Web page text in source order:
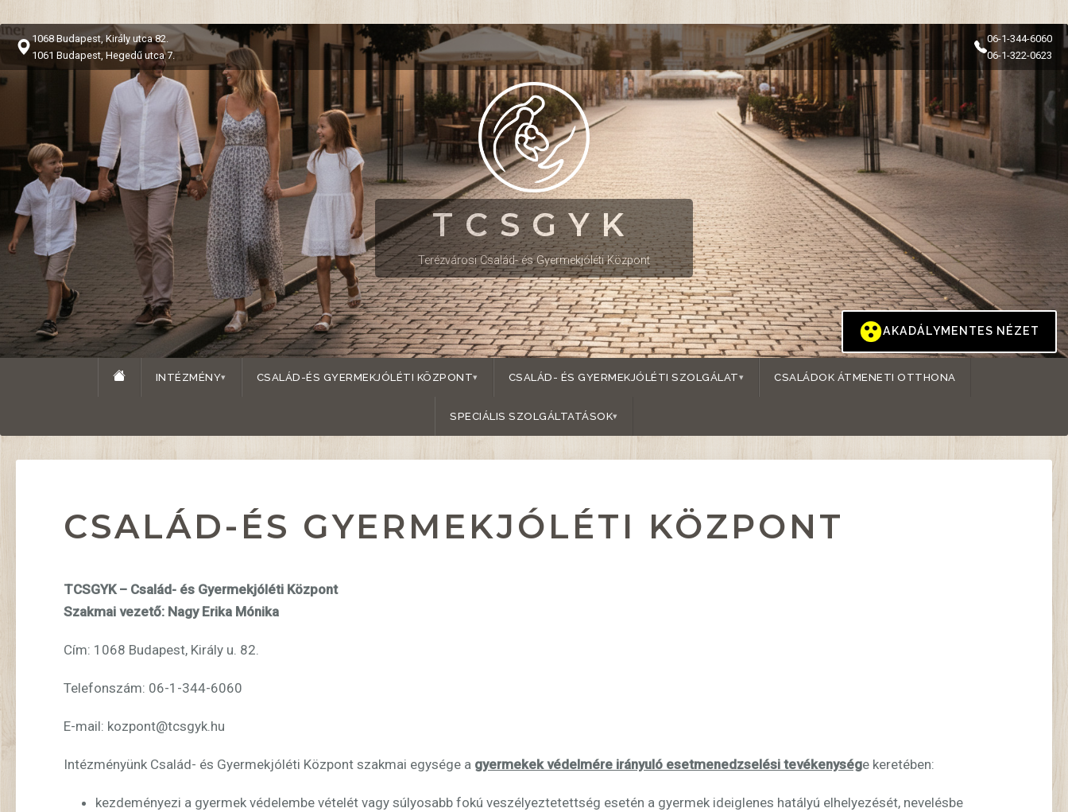
1068 Budapest, Király utca 82.
1061 Budapest, Hegedű utca 7.
06-1-344-6060
06-1-322-0623
TCSGYK
Terézvárosi Család- és Gyermekjóléti Központ
AKADÁLYMENTES NÉZET
INTÉZMÉNY CSALÁD-ÉS GYERMEKJÓLÉTI KÖZPONT CSALÁD- ÉS GYERMEKJÓLÉTI SZOLGÁLAT CSALÁDOK ÁTMENETI OTTHONA
SPECIÁLIS SZOLGÁLTATÁSOK
CSALÁD-ÉS GYERMEKJÓLÉTI KÖZPONT
TCSGYK – Család- és Gyermekjóléti Központ
Szakmai vezető: Nagy Erika Mónika
Cím: 1068 Budapest, Király u. 82.
Telefonszám: 06-1-344-6060
E-mail: kozpont@tcsgyk.hu
Intézményünk Család- és Gyermekjóléti Központ szakmai egysége a gyermekek védelmére irányuló esetmenedzselési tevékenysége keretében:
kezdeményezi a gyermek védelembe vételét vagy súlyosabb fokú veszélyeztetettség esetén a gyermek ideiglenes hatályú elhelyezését, nevelésbe